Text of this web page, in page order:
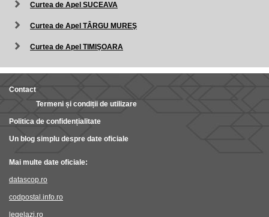
Curtea de Apel SUCEAVA
Curtea de Apel TÂRGU MUREŞ
Curtea de Apel TIMIŞOARA
Contact
Termeni și condiții de utilizare
Politica de confidențialitate
Un blog simplu despre date oficiale
Mai multe date oficiale:
datascop.ro
codpostal.info.ro
legelazi.ro